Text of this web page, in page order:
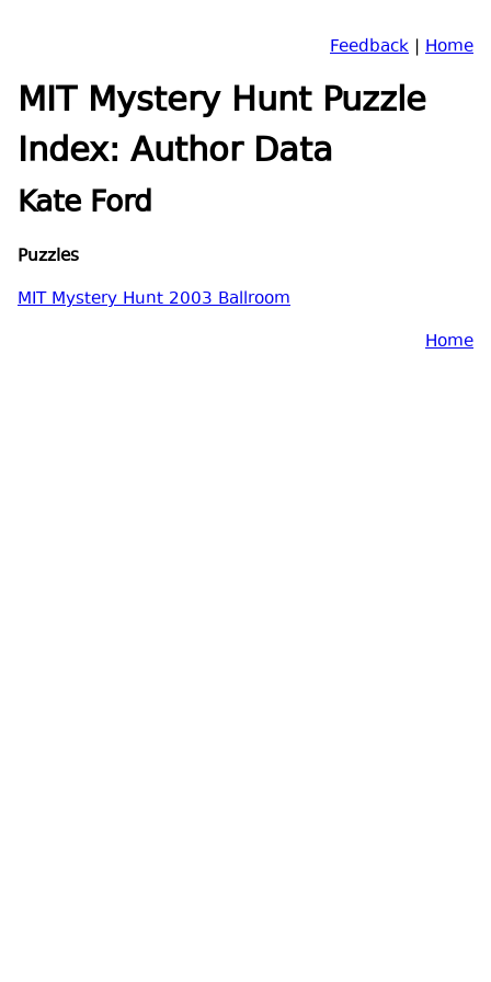
Feedback | Home
MIT Mystery Hunt Puzzle
Index: Author Data
Kate Ford
Puzzles
MIT Mystery Hunt 2003 Ballroom
Home